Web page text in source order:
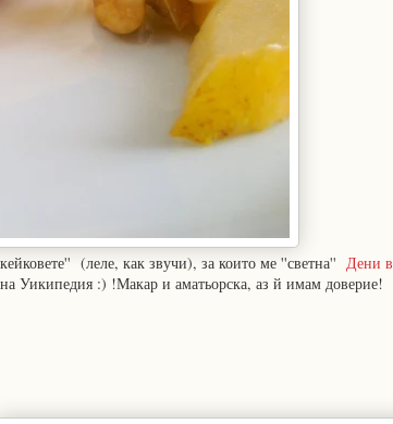
(леле, как звучи), за които ме ''светна'' Дени в
на Уикипедия :) !Макар и аматьорска, аз й имам доверие!